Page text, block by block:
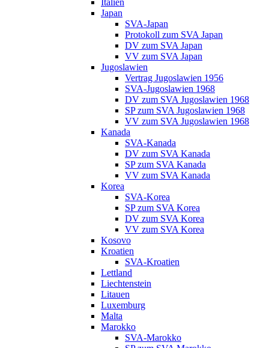
Japan
SVA-Japan
Protokoll zum SVA Japan
DV zum SVA Japan
VV zum SVA Japan
Jugoslawien
Vertrag Jugoslawien 1956
SVA-Jugoslawien 1968
DV zum SVA Jugoslawien 1968
SP zum SVA Jugoslawien 1968
VV zum SVA Jugoslawien 1968
Kanada
SVA-Kanada
DV zum SVA Kanada
SP zum SVA Kanada
VV zum SVA Kanada
Korea
SVA-Korea
SP zum SVA Korea
DV zum SVA Korea
VV zum SVA Korea
Kosovo
Kroatien
SVA-Kroatien
Lettland
Liechtenstein
Litauen
Luxemburg
Malta
Marokko
SVA-Marokko